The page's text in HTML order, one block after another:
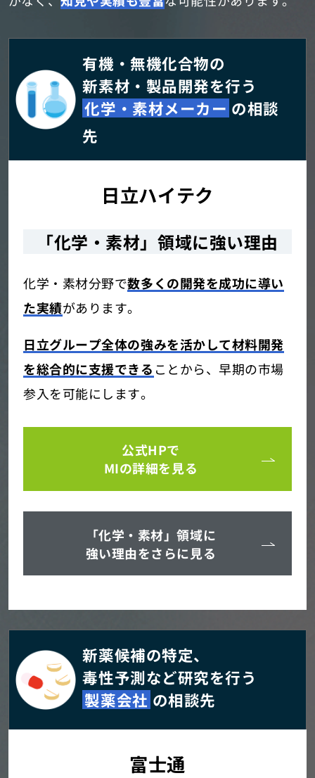
有機・無機化合物の
新素材・製品開発を行う
化学・素材メーカー の相談
先
日立ハイテク
「化学・素材」領域に強い理由
化学・素材分野で数多くの開発を成功に導い
た実績があります。
日立グループ全体の強みを活かして材料開発
を総合的に支援できる ことから、早期の市場
参入を可能にします。
公式HPで
MIの詳細を見る
「化学・素材」領域に
強い理由をさらに見る
新薬候補の特定、
毒性予測など研究を行う
製薬会社 の相談先
富士通